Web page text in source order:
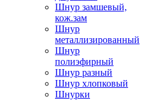
Шнур замшевый,
кож.зам
Шнур
металлизированный
Шнур
полиэфирный
Шнур разный
Шнур хлопковый
Шнурки